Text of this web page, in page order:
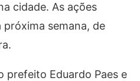
cidade. As ações
semana, de
prefeito Eduardo Paes e